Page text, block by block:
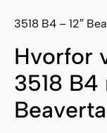
3518 B4 – 12″
Hvorfor
3518